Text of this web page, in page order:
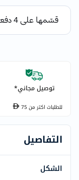
توصيل مجاني*
للطلبات اكتر من75
التفاصيل
الشكل